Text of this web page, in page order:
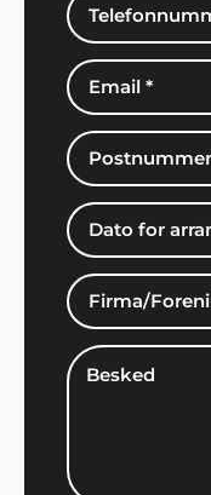
John Jensen,
"Vi har booket
God og kyndig
Edith Knudsen,